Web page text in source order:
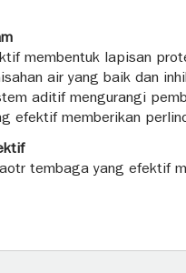
membentuk lapisan
air yang baik dan
aditif mengurangi
efektif memberikan
tembaga yang efektif